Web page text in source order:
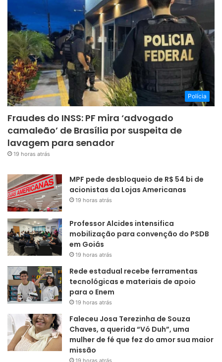
Polícia
Fraudes do INSS: PF mira ‘advogado
camaleão’ de Brasília por suspeita de
lavagem para senador
19 horas atrás
MPF pede desbloqueio de R$ 54 bi de
acionistas da Lojas Americanas
19 horas atrás
Professor Alcides intensifica
mobilização para convenção do PSDB
em Goiás
19 horas atrás
Rede estadual recebe ferramentas
tecnológicas e materiais de apoio
para o Enem
19 horas atrás
Faleceu Josa Terezinha de Souza
Chaves, a querida “Vó Duh”, uma
mulher de fé que fez do amor sua maior
missão
19 horas atrás